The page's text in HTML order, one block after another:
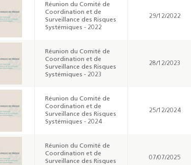
Réunion du Comité de
Coordination et de
Surveillance des Risques
Systémiques - 2022
29/12/2022
Réunion du Comité de
Coordination et de
Surveillance des Risques
Systémiques - 2023
28/12/2023
Réunion du Comité de
Coordination et de
Surveillance des Risques
Systémiques - 2024
25/12/2024
Réunion du Comité de
Coordination et de
Surveillance des Risques
07/07/2025